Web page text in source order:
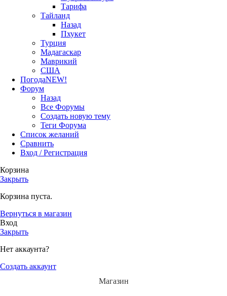
Тарифа
Тайланд
Назад
Пхукет
Турция
Мадагаскар
Маврикий
США
ПогодаNEW!
Форум
Назад
Все Форумы
Создать новую тему
Теги Форума
Список желаний
Сравнить
Вход / Регистрация
Корзина
Закрыть
Корзина пуста.
Вернуться в магазин
Вход
Закрыть
Нет аккаунта?
Создать аккаунт
Магазин